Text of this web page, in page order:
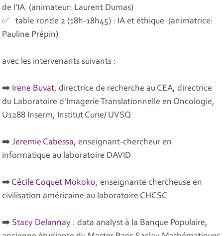
de l’IA (animateur: Laurent Dumas)
✅ table ronde 2 (18h-18h45) : IA et éthique (animatrice:
Pauline Prépin)
avec les intervenants suivants :
➡️ Irene Buvat, directrice de recherche au CEA, directrice
du Laboratoire d'Imagerie Translationnelle en Oncologie,
U1288 Inserm, Institut Curie/ UVSQ
➡️Jeremie Cabessa, enseignant-chercheur en
informatique au laboratoire DAVID
➡️ Cécile Coquet Mokoko, enseignante chercheuse en
civilisation américaine au laboratoire CHCSC
➡️ Stacy Delannay : data analyst à la Banque Populaire,